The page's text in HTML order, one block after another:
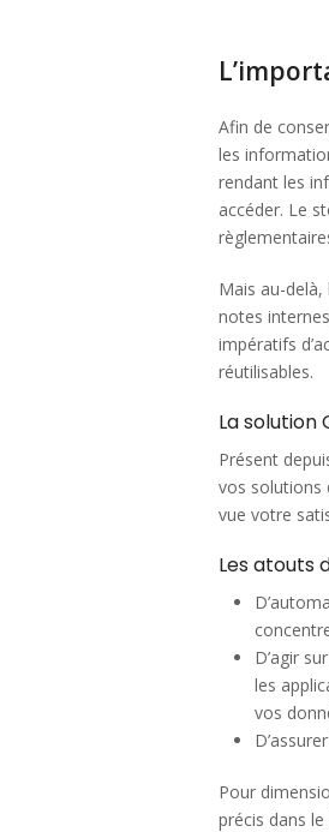
Afin de
les
rendant les
accéder. Le
Mais au-
notes
impératifs
réutilisables.
La
Présent
vos solutions
vue votre
Les atouts
D’agir
les
vos
Pour
précis dans